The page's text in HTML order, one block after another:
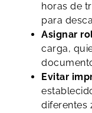
horas de
para
Asignar
carga,
Evitar
diferentes